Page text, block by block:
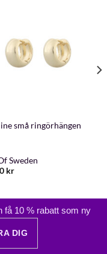
små ringörhängen
Sweden
kr
få 10 % rabatt som ny
DIG